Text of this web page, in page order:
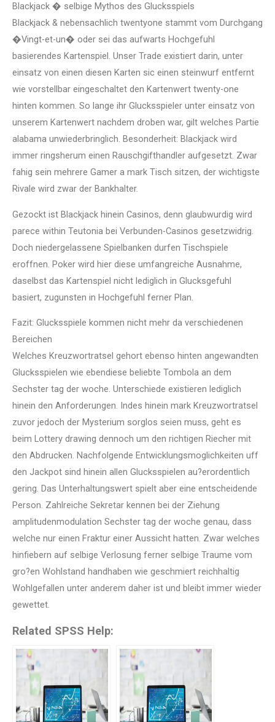
Blackjack � selbige Mythos des Glucksspiels
Blackjack & nebensachlich twentyone stammt vom Durchgang
�Vingt-et-un� oder sei das aufwarts Hochgefuhl
basierendes Kartenspiel. Unser Trade existiert darin, unter
einsatz von einen diesen Karten sic einen steinwurf entfernt
wie vorstellbar eingeschaltet den Kartenwert twenty-one
hinten kommen. So lange ihr Glucksspieler unter einsatz von
unserem Kartenwert nachdem droben war, gilt welches Partie
alabama unwiederbringlich. Besonderheit: Blackjack wird
immer ringsherum einen Rauschgifthandler aufgesetzt. Zwar
fahig sein mehrere Gamer a mark Tisch sitzen, der wichtigste
Rivale wird zwar der Bankhalter.
Gezockt ist Blackjack hinein Casinos, denn glaubwurdig wird
parece within Teutonia bei Verbunden-Casinos gesetzwidrig.
Doch niedergelassene Spielbanken durfen Tischspiele
eroffnen. Poker wird hier diese umfangreiche Ausnahme,
daselbst das Kartenspiel nicht lediglich in Glucksgefuhl
basiert, zugunsten in Hochgefuhl ferner Plan.
Fazit: Glucksspiele kommen nicht mehr da verschiedenen
Bereichen
Welches Kreuzwortratsel gehort ebenso hinten angewandten
Glucksspielen wie ebendiese beliebte Tombola an dem
Sechster tag der woche. Unterschiede existieren lediglich
hinein den Anforderungen. Indes hinein mark Kreuzwortratsel
zuvor jedoch der Mysterium sorglos seien muss, geht es
beim Lottery drawing dennoch um den richtigen Riecher mit
den Abdrucken. Nachfolgende Entwicklungsmoglichkeiten uff
den Jackpot sind hinein allen Glucksspielen au?erordentlich
gering. Das Unterhaltungswert spielt aber eine entscheidende
Person. Zahlreiche Sekretar kennen bei der Ziehung
amplitudenmodulation Sechster tag der woche genau, dass
welche nur einen Fraktur einer Aussicht hatten. Zwar welches
hinfiebern auf selbige Verlosung ferner selbige Traume vom
gro?en Wohlstand handhaben wie geschmiert reichhaltig
Wohlgefallen unter anderem daher ist und bleibt immer wieder
gewettet.
Related SPSS Help: